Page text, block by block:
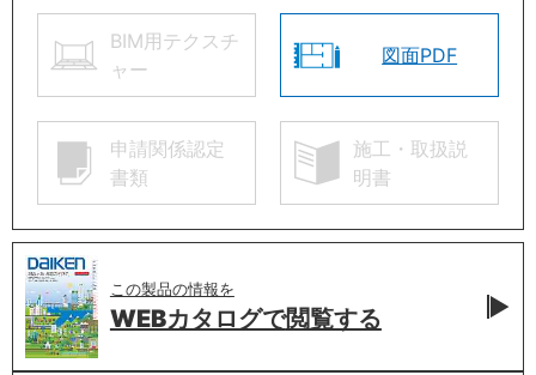
BIM用テクスチ
ャー
図面PDF
申請関係認定
書類
施工・取扱説
明書
この製品の情報を
WEBカタログで閲覧する